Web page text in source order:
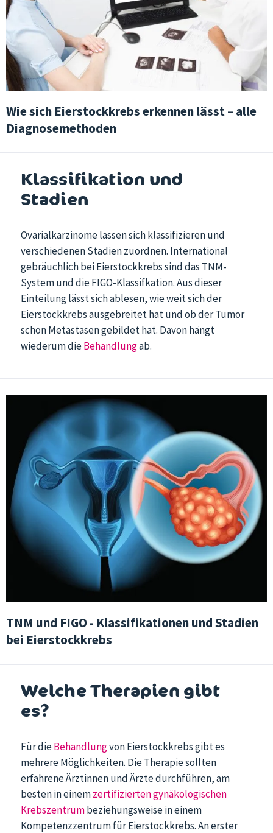
Wie sich Eierstockkrebs erkennen lässt – alle
Diagnosemethoden
Klassifikation und
Stadien
Ovarialkarzinome lassen sich klassifizieren und
verschiedenen Stadien zuordnen. International
gebräuchlich bei Eierstockkrebs sind das TNM-
System und die FIGO-Klassifkation. Aus dieser
Einteilung lässt sich ablesen, wie weit sich der
Eierstockkrebs ausgebreitet hat und ob der Tumor
schon Metastasen gebildet hat. Davon hängt
wiederum dieBehandlungab.
TNM und FIGO - Klassifikationen und Stadien
bei Eierstockkrebs
Welche Therapien gibt
es?
Für dieBehandlungvon Eierstockkrebs gibt es
mehrere Möglichkeiten. Die Therapie sollten
erfahrene Ärztinnen und Ärzte durchführen, am
besten in einemzertifizierten gynäkologischen
Krebszentrumbeziehungsweise in einem
Kompetenzzentrum für Eierstockkrebs. An erster